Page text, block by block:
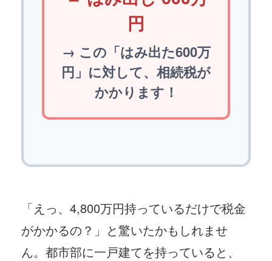
円
→ この「はみ出た600万
円」に対して、相続税が
かかります！
「えっ、4,800万円持っているだけで税金
がかかるの？」と驚いたかもしれませ
ん。都市部に一戸建てを持っていると、